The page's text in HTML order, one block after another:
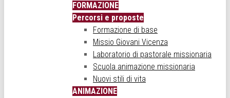
FORMAZIONE
Percorsi e proposte
Formazione di base
Missio Giovani Vicenza
Laboratorio di pastorale missionaria
Scuola animazione missionaria
Nuovi stili di vita
ANIMAZIONE